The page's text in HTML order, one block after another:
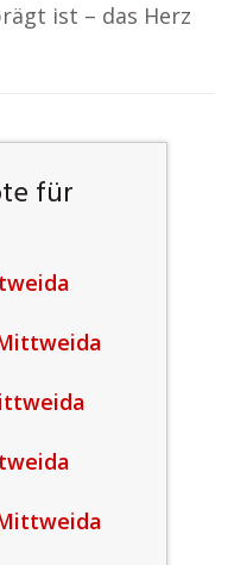
ist – das Herz
für